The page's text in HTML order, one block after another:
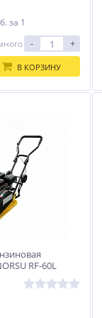
за 1
- +
В КОРЗИНУ
RF-60L